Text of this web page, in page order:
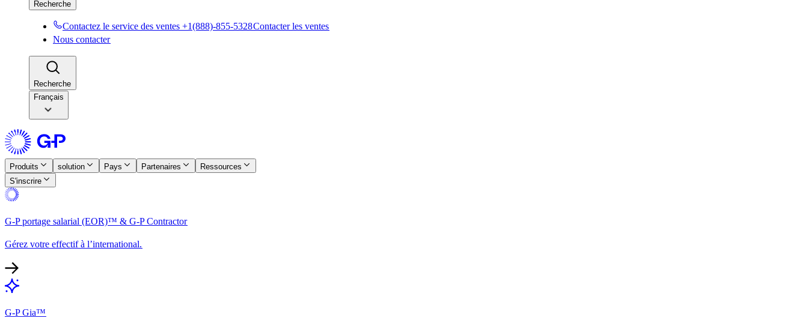
Recherche​​
Contactez le service des ventes +1(888)-855-5328​​Contacter les ventes​​
Nous contacter​​
Recherche​​
Français
Produits​​ solution​​ Pays​​ Partenaires​​
Ressources​​
S'inscrire​​
G-P portage salarial (EOR)™ & G-P Contractor​​
Gérez votre effectif à l’international.​​
G-P Gia™​​